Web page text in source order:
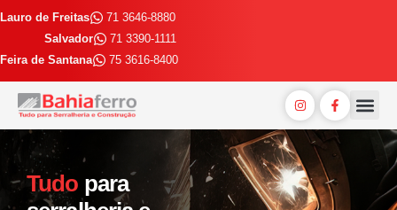
Lauro de Freitas
71 3646-8880
Salvador
71 3390-1111
Feira de Santana
75 3616-8400
Tudo para